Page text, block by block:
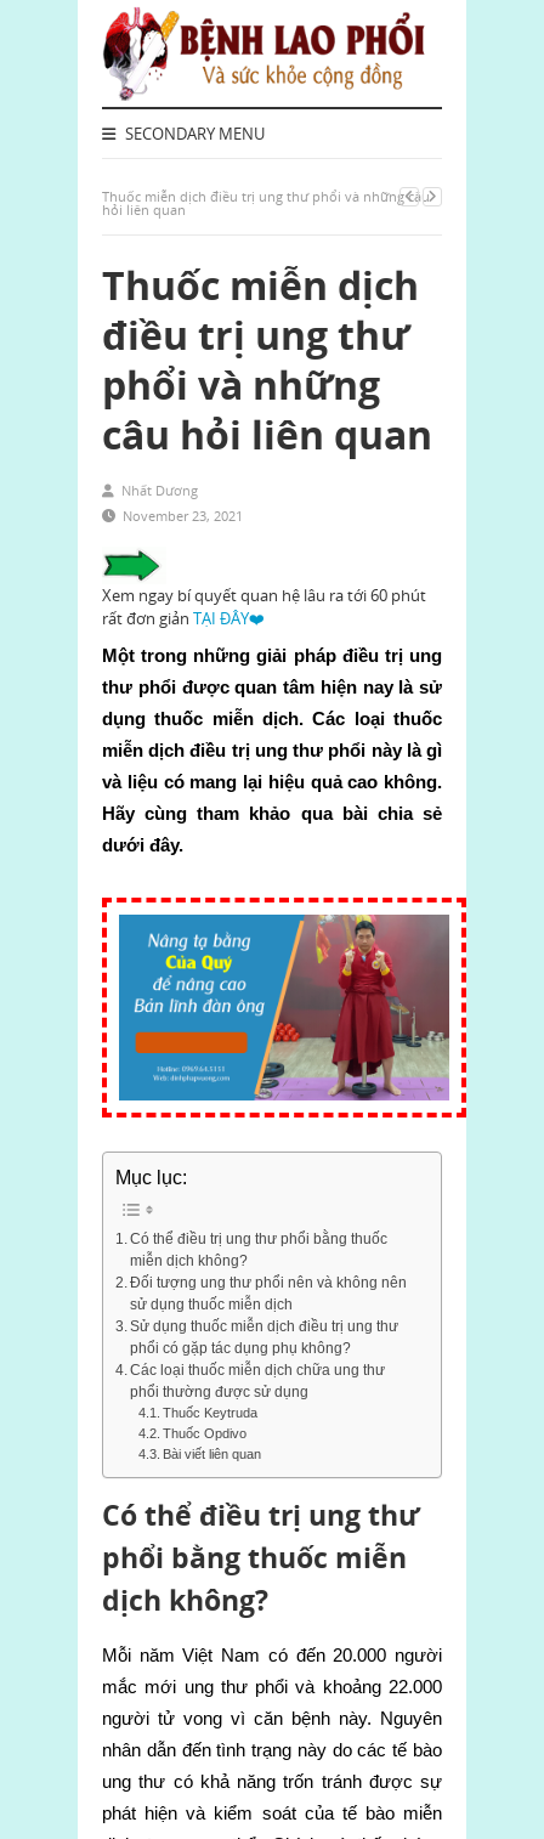
SECONDARY MENU
Thuốc miễn dịch điều trị ung thư phổi và những câu
hỏi liên quan
Thuốc miễn dịch
điều trị ung thư
phổi và những
câu hỏi liên quan
Nhất Dương
November 23, 2021
Xem ngay bí quyết quan hệ lâu ra tới 60 phút
rất đơn giản TẠI ĐÂY❤️
Một trong những giải pháp điều trị ung
thư phổi được quan tâm hiện nay là sử
dụng thuốc miễn dịch. Các loại thuốc
miễn dịch điều trị ung thư phổi này là gì
và liệu có mang lại hiệu quả cao không.
Hãy cùng tham khảo qua bài chia sẻ
dưới đây.
Mục lục:
Có thể điều trị ung thư phổi bằng thuốc
miễn dịch không?
Đối tượng ung thư phổi nên và không nên
sử dụng thuốc miễn dịch
Sử dụng thuốc miễn dịch điều trị ung thư
phổi có gặp tác dụng phụ không?
Các loại thuốc miễn dịch chữa ung thư
phổi thường được sử dụng
Thuốc Keytruda
Thuốc Opdivo
Bài viết liên quan
Có thể điều trị ung thư
phổi bằng thuốc miễn
dịch không?
Mỗi năm Việt Nam có đến 20.000 người
mắc mới ung thư phổi và khoảng 22.000
người tử vong vì căn bệnh này. Nguyên
nhân dẫn đến tình trạng này do các tế bào
ung thư có khả năng trốn tránh được sự
phát hiện và kiểm soát của tế bào miễn